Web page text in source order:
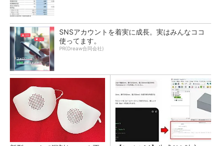
SNSアカウントを着実に成長。実はみんなココ
使ってます。
PR(Dreaw合同会社)